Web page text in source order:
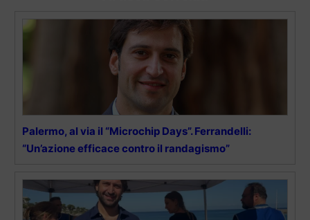
Palermo, al via il “Microchip Days”. Ferrandelli:
“Un’azione efficace contro il randagismo”